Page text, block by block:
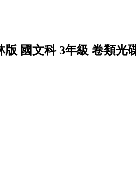
版 國文科 3年級 卷類光